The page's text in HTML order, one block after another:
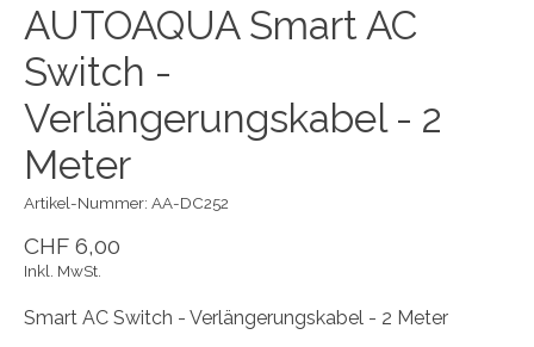
AUTOAQUA Smart AC
Switch -
Verlängerungskabel - 2
Meter
Artikel-Nummer: AA-DC252
CHF 6,00
Inkl. MwSt.
Smart AC Switch - Verlängerungskabel - 2 Meter